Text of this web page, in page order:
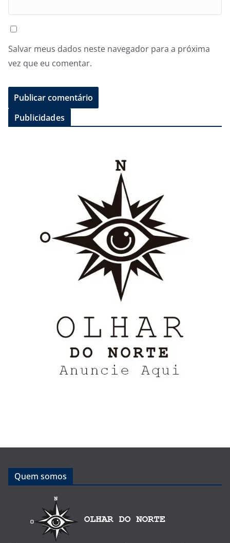
Salvar meus dados neste navegador para a próxima
vez que eu comentar.
Publicidades
Quem somos